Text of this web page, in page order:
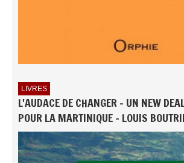
LIVRES
L'AUDACE DE CHANGER - UN NEW
POUR LA MARTINIQUE - LOUIS